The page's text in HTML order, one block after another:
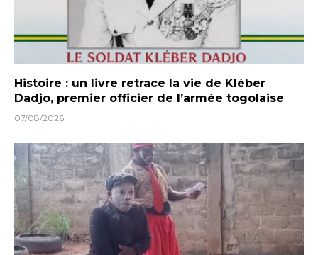
Histoire : un livre retrace la vie de Kléber
Dadjo, premier officier de l’armée togolaise
07/08/2026